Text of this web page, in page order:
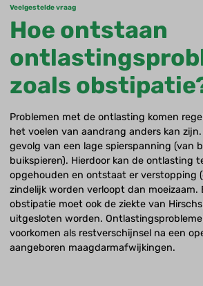
Veelgestelde vraag
Hoe ontstaan
zoals
Problemen met de ontlasting komen
het voelen van aandrang anders kan
gevolg van een lage spierspanning (van
buikspieren). Hierdoor kan de ontlasting
opgehouden en ontstaat er verstopping
zindelijk worden verloopt dan moeizaam.
obstipatie moet ook de ziekte van
uitgesloten worden.
voorkomen als restverschijnsel na een
aangeboren maagdarmafwijkingen.